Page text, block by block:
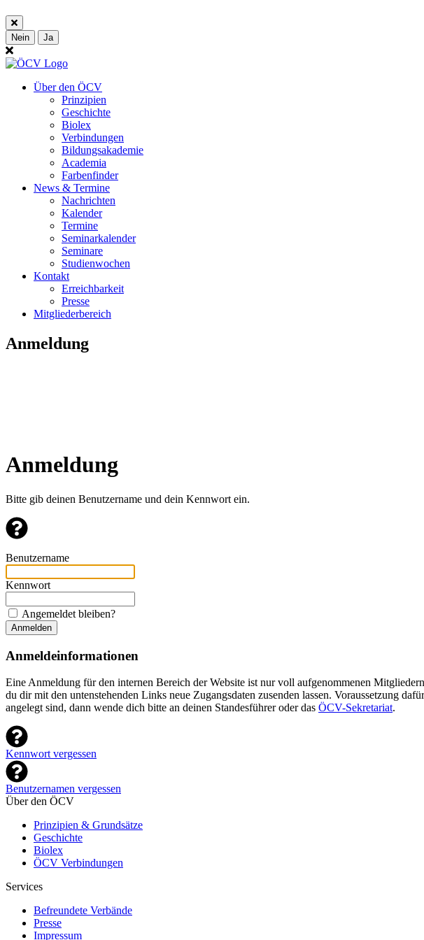
Nein Ja
Über den ÖCV
Prinzipien
Geschichte
Biolex
Verbindungen
Bildungsakademie
Academia
Farbenfinder
News & Termine
Nachrichten
Kalender
Termine
Seminarkalender
Seminare
Studienwochen
Kontakt
Erreichbarkeit
Presse
Mitgliederbereich
Anmeldung
Anmeldung
Bitte gib deinen Benutzername und dein Kennwort ein.
Benutzername
Kennwort
Angemeldet bleiben?
Anmelden
Anmeldeinformationen
Eine Anmeldung für den internen Bereich der Website ist nur voll aufgenommenen
du dir mit den untenstehenden Links neue Zugangsdaten zusenden lassen. Voraussetzung
angelegt sind, dann wende dich bitte an deinen Standesführer oder das ÖCV-Sekretariat.
Kennwort vergessen
Benutzernamen vergessen
Über den ÖCV
Prinzipien & Grundsätze
Geschichte
Biolex
ÖCV Verbindungen
Services
Befreundete Verbände
Presse
Impressum